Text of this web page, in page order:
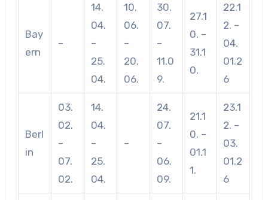
Bay
ern
–
14.
04.
–
25.
04.
10.
06.
–
20.
06.
30.
07.
–
11.0
9.
27.1
0. –
31.1
0.
22.1
2. –
04.
01.2
6
Berl
in
03.
02.
–
07.
02.
14.
04.
–
25.
04.
–
24.
07.
–
06.
09.
21.1
0. –
01.1
1.
23.1
2. –
03.
01.2
6